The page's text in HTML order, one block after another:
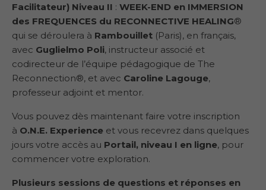
Facilitateur) Niveau II : WEEK-END en IMMERSION
des FREQUENCES du RECONNECTIVE HEALING®
qui se déroulera à Rambouillet (Paris), en français,
avec Guglielmo Poli, instructeur associé et
codirecteur de l’équipe pédagogique de The
Reconnection®, et avec Caroline Lagouge,
professeur adjoint et mentor.
Vous pouvez dès maintenant faire votre inscription
à O.N.E. Experience et vous recevrez dans quelques
jours votre accès au Portail, niveau I en ligne, pour
commencer votre exploration.
Plusieurs sessions de questions et réponses en